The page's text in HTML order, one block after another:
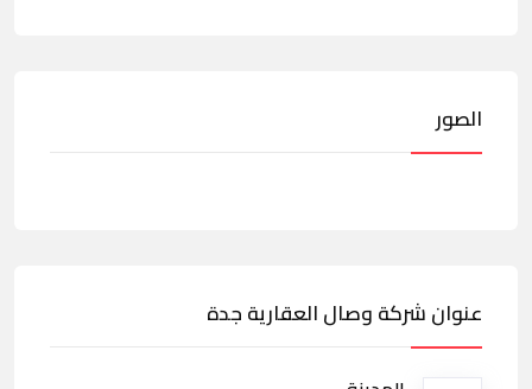
الصور
عنوان شركة وصال العقارية جدة